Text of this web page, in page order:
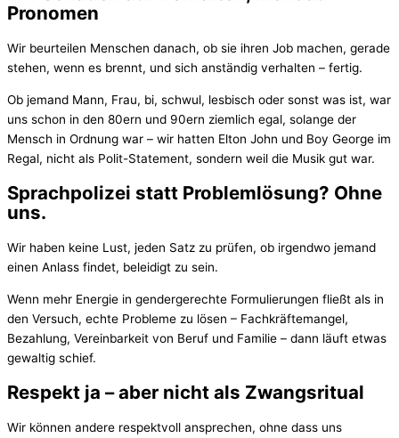
Pronomen
Wir beurteilen Menschen danach, ob sie ihren Job machen, gerade
stehen, wenn es brennt, und sich anständig verhalten – fertig.
Ob jemand Mann, Frau, bi, schwul, lesbisch oder sonst was ist, war
uns schon in den 80ern und 90ern ziemlich egal, solange der
Mensch in Ordnung war – wir hatten Elton John und Boy George im
Regal, nicht als Polit-Statement, sondern weil die Musik gut war.
Sprachpolizei statt Problemlösung? Ohne
uns.
Wir haben keine Lust, jeden Satz zu prüfen, ob irgendwo jemand
einen Anlass findet, beleidigt zu sein.
Wenn mehr Energie in gendergerechte Formulierungen fließt als in
den Versuch, echte Probleme zu lösen – Fachkräftemangel,
Bezahlung, Vereinbarkeit von Beruf und Familie – dann läuft etwas
gewaltig schief.
Respekt ja – aber nicht als Zwangsritual
Wir können andere respektvoll ansprechen, ohne dass uns